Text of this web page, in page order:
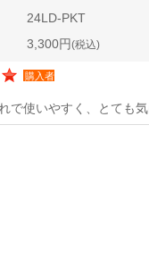
24LD-PKT
3,300円(税込)
購入者
で使いやすく、とても